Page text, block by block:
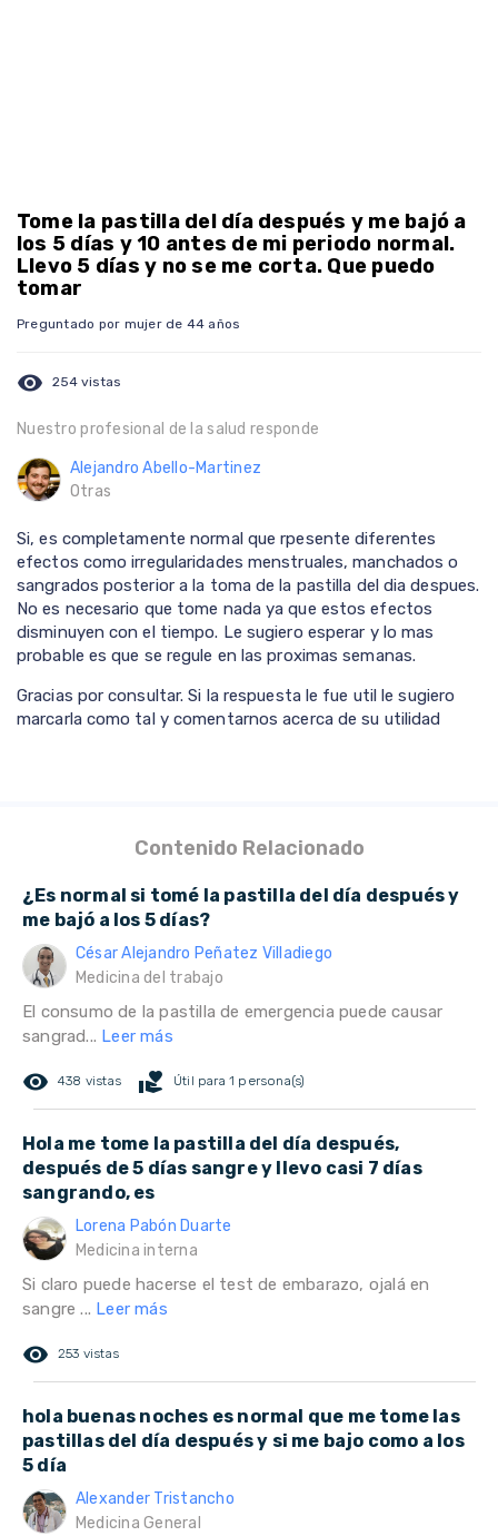
Tome la pastilla del día después y me bajó a
los 5 días y 10 antes de mi periodo normal.
Llevo 5 días y no se me corta. Que puedo
tomar
Preguntado por mujer de 44 años
visibility 254 vistas
Nuestro profesional de la salud responde
Alejandro Abello-Martinez
Otras
Si, es completamente normal que rpesente diferentes
efectos como irregularidades menstruales, manchados o
sangrados posterior a la toma de la pastilla del dia despues.
No es necesario que tome nada ya que estos efectos
disminuyen con el tiempo. Le sugiero esperar y lo mas
probable es que se regule en las proximas semanas.
Gracias por consultar. Si la respuesta le fue util le sugiero
marcarla como tal y comentarnos acerca de su utilidad
Contenido Relacionado
¿Es normal si tomé la pastilla del día después y
me bajó a los 5 días?
César Alejandro Peñatez Villadiego
Medicina del trabajo
El consumo de la pastilla de emergencia puede causar
sangrad... Leer más
remove_red_eye 438 vistas volunteer_activism Útil para 1 persona(s)
Hola me tome la pastilla del día después,
después de 5 días sangre y llevo casi 7 días
sangrando, es
Lorena Pabón Duarte
Medicina interna
Si claro puede hacerse el test de embarazo, ojalá en
sangre ... Leer más
remove_red_eye 253 vistas
hola buenas noches es normal que me tome las
pastillas del día después y si me bajo como a los
5 día
Alexander Tristancho
Medicina General